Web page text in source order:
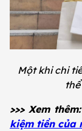
Một khi chi
>>> Xem thêm:
kiệm tiền của